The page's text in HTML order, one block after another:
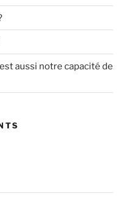
aussi notre capacité de